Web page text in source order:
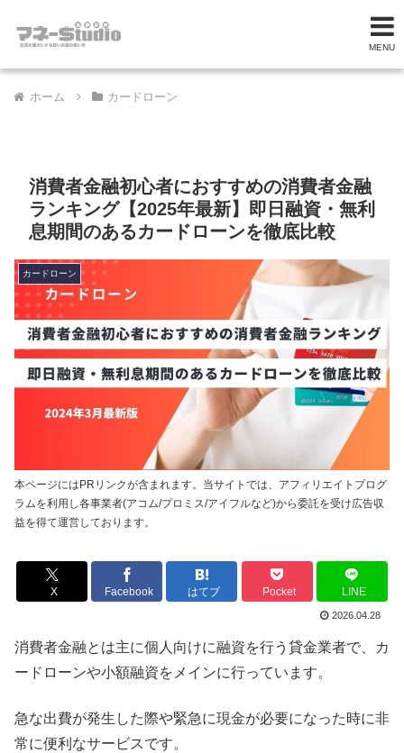
MENU
ホーム カードローン
消費者金融初心者におすすめの消費者金融
ランキング【2025年最新】即日融資・無利
息期間のあるカードローンを徹底比較
本ページにはPRリンクが含まれます。当サイトでは、アフィリエイトプログ
ラムを利用し各事業者(アコム/プロミス/アイフルなど)から委託を受け広告収
益を得て運営しております。
カードローン
X Facebook はてブ Pocket LINE
2026.04.28
消費者金融とは主に個人向けに融資を行う貸金業者で、カ
ードローンや小額融資をメインに行っています。
急な出費が発生した際や緊急に現金が必要になった時に非
常に便利なサービスです。